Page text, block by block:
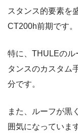
スタンス的要素を
CT200h前期です。
特に、THULEのル
タンスのカスタム
分です。
また、ルーフが黒
囲気になっていま